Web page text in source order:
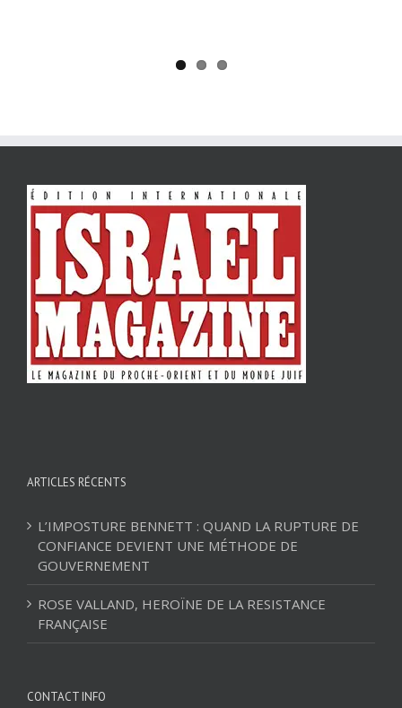
ARTICLES RÉCENTS
L’IMPOSTURE BENNETT : QUAND LA RUPTURE DE
CONFIANCE DEVIENT UNE MÉTHODE DE
GOUVERNEMENT
ROSE VALLAND, HEROÏNE DE LA RESISTANCE
FRANÇAISE
CONTACT INFO